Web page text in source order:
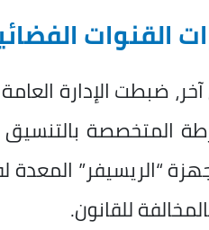
القنوات
ضبطت الإدارة
المتخصصة بالتنسيق
“الريسيفر” المعدة
للقانون.